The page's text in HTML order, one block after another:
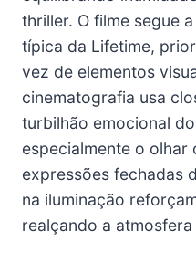
thriller. O filme segue
típica da Lifetime,
vez de elementos
cinematografia usa
turbilhão emocional
especialmente o olhar
expressões fechadas
na iluminação
realçando a